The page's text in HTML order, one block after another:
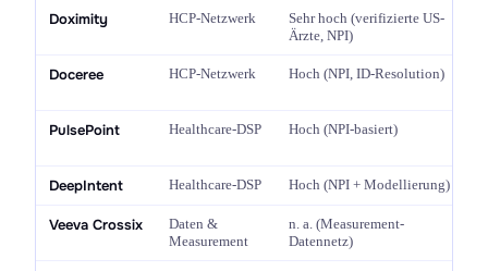
Doximity HCP-Netzwerk
Sehr hoch (verifizierte US-
Ärzte, NPI)
Doceree HCP-Netzwerk Hoch (NPI, ID-Resolution)
PulsePoint Healthcare-DSP Hoch (NPI-basiert)
DeepIntent Healthcare-DSP Hoch (NPI + Modellierung)
Veeva Crossix
Daten &
Measurement
n. a. (Measurement-
Datennetz)